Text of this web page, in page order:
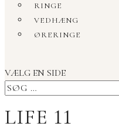
RINGE
VEDHÆNG
ØRERINGE
VÆLG EN SIDE
LIFE 11